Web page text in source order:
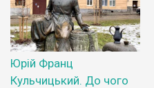
Юрій Франц
Кульчицький. До чого